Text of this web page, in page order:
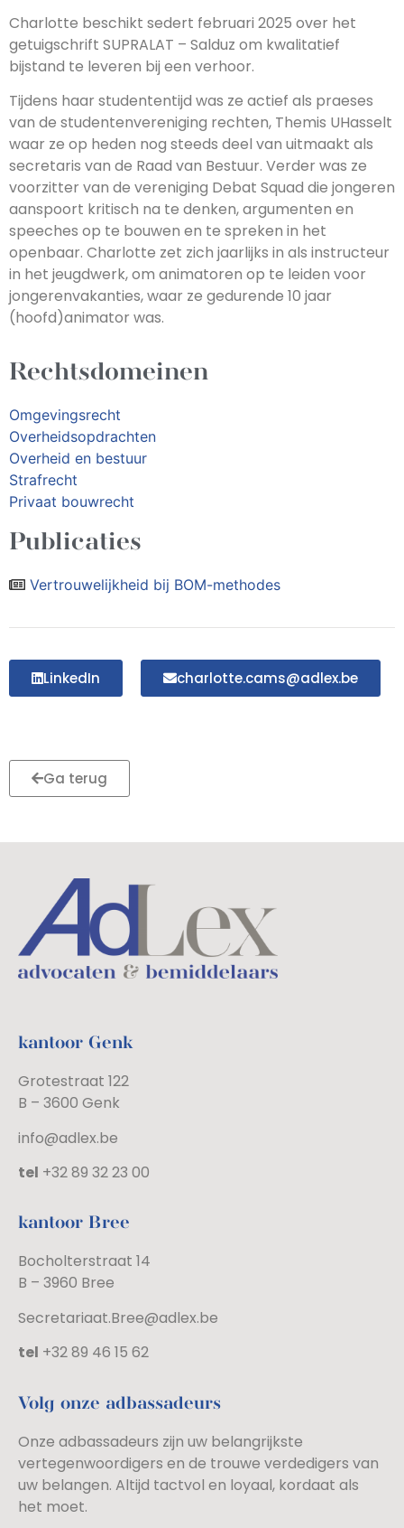
Charlotte beschikt sedert februari 2025 over het
getuigschrift SUPRALAT – Salduz om kwalitatief
bijstand te leveren bij een verhoor.
Tijdens haar studententijd was ze actief als praeses
van de studentenvereniging rechten, Themis UHasselt
waar ze op heden nog steeds deel van uitmaakt als
secretaris van de Raad van Bestuur. Verder was ze
voorzitter van de vereniging Debat Squad die jongeren
aanspoort kritisch na te denken, argumenten en
speeches op te bouwen en te spreken in het
openbaar. Charlotte zet zich jaarlijks in als instructeur
in het jeugdwerk, om animatoren op te leiden voor
jongerenvakanties, waar ze gedurende 10 jaar
(hoofd)animator was.
Rechtsdomeinen
Omgevingsrecht
Overheidsopdrachten
Overheid en bestuur
Strafrecht
Privaat bouwrecht
Publicaties
Vertrouwelijkheid bij BOM-methodes
LinkedIn charlotte.cams@adlex.be
Ga terug
kantoor Genk
Grotestraat 122
B – 3600 Genk
info@adlex.be
tel +32 89 32 23 00
kantoor Bree
Bocholterstraat 14
B – 3960 Bree
Secretariaat.Bree@adlex.be
tel +32 89 46 15 62
Volg onze adbassadeurs
Onze adbassadeurs zijn uw belangrijkste
vertegenwoordigers en de trouwe verdedigers van
uw belangen. Altijd tactvol en loyaal, kordaat als
het moet.